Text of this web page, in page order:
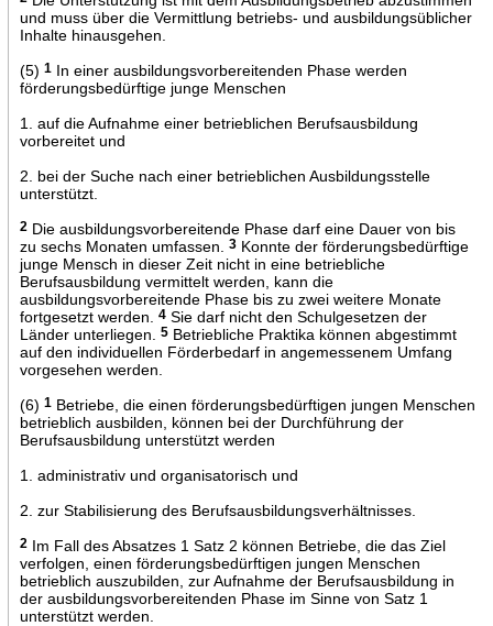
und muss über die Vermittlung betriebs- und ausbildungsüblicher
Inhalte hinausgehen.
(5) 1In einer ausbildungsvorbereitenden Phase werden
förderungsbedürftige junge Menschen
1. auf die Aufnahme einer betrieblichen Berufsausbildung
vorbereitet und
2. bei der Suche nach einer betrieblichen Ausbildungsstelle
unterstützt.
2Die ausbildungsvorbereitende Phase darf eine Dauer von bis
zu sechs Monaten umfassen.
3Konnte der förderungsbedürftige
junge Mensch in dieser Zeit nicht in eine betriebliche
Berufsausbildung vermittelt werden, kann die
ausbildungsvorbereitende Phase bis zu zwei weitere Monate
fortgesetzt werden.
4Sie darf nicht den Schulgesetzen der
Länder unterliegen.
5Betriebliche Praktika können abgestimmt
auf den individuellen Förderbedarf in angemessenem Umfang
vorgesehen werden.
(6) 1Betriebe, die einen förderungsbedürftigen jungen Menschen
betrieblich ausbilden, können bei der Durchführung der
Berufsausbildung unterstützt werden
1. administrativ und organisatorisch und
2. zur Stabilisierung des Berufsausbildungsverhältnisses.
2Im Fall des Absatzes 1 Satz 2 können Betriebe, die das Ziel
verfolgen, einen förderungsbedürftigen jungen Menschen
betrieblich auszubilden, zur Aufnahme der Berufsausbildung in
der ausbildungsvorbereitenden Phase im Sinne von Satz 1
unterstützt werden.